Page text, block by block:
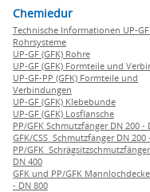
Chemiedur
Technische Informationen UP-GF
Rohrsysteme
UP-GF (GFK) Rohre
UP-GF (GFK) Formteile und
UP-GF-PP (GFK) Formteile und
Verbindungen
UP-GF (GFK) Klebebunde
UP-GF (GFK) Losflansche
PP/GFK Schmutzfänger DN 200 -
GFK/CSS Schmutzfänger DN 200
PP/GFK
DN 400
GFK und PP/GFK
- DN 800